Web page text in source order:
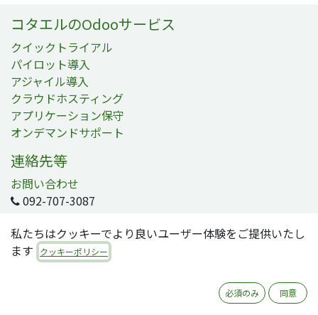
コタエルのOdooサービス
クイックトライアル
パイロット導入
アジャイル導入
クラウドホスティング
アプリケーション保守
オンデマンドサポート
連絡先等
お問い合わせ
092-707-3087
会社概要
コタエルは日本および世界各地のお客様のOdoo導入を支
私たちはクッキーでより良いユーザー体験をご提供いたし
ます
クッキーポリシー
必須のみ 同意